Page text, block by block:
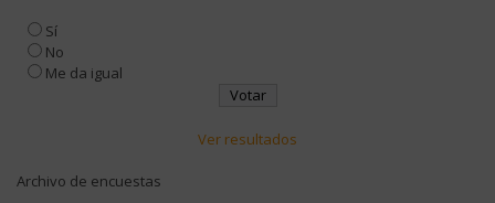
Sí
No
Me da igual
Ver resultados
Archivo de encuestas